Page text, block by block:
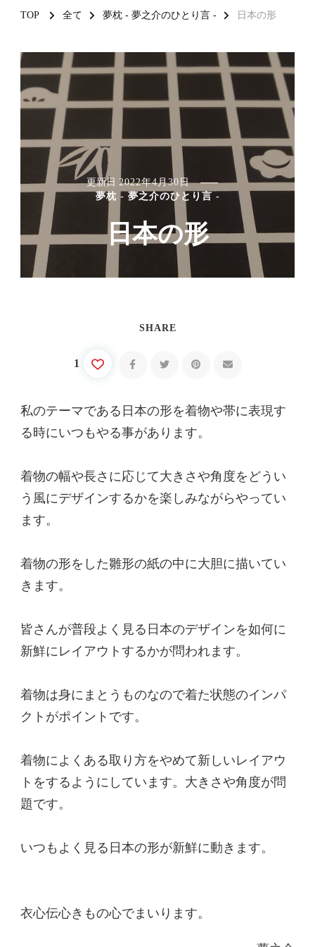
TOP 全て 夢枕 - 夢之介のひとり言 - 日本の形
更新日 2022年4月30日
夢枕 - 夢之介のひとり言 -
日本の形
SHARE
1
私のテーマである日本の形を着物や帯に表現す
る時にいつもやる事があります。
着物の幅や長さに応じて大きさや角度をどうい
う風にデザインするかを楽しみながらやってい
ます。
着物の形をした雛形の紙の中に大胆に描いてい
きます。
皆さんが普段よく見る日本のデザインを如何に
新鮮にレイアウトするかが問われます。
着物は身にまとうものなので着た状態のインパ
クトがポイントです。
着物によくある取り方をやめて新しいレイアウ
トをするようにしています。大きさや角度が問
題です。
いつもよく見る日本の形が新鮮に動きます。
衣心伝心きもの心でまいります。